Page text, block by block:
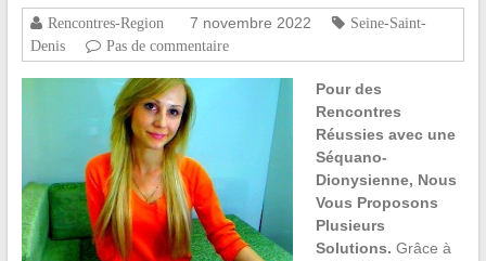
Rencontres-Region 7 novembre 2022
Seine-Saint-
Denis
Pas de commentaire
Pour des
Rencontres
Réussies avec une
Séquano-
Dionysienne, Nous
Vous Proposons
Plusieurs
Solutions. Grâce à